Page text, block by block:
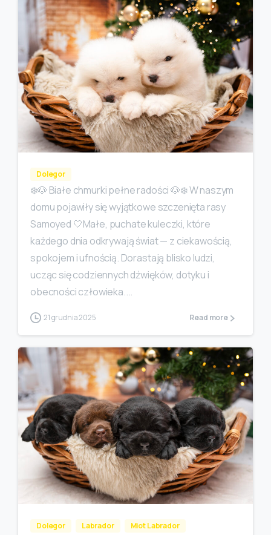
Dolegor
❄️🐶 Białe chmurki pełne radości 🐶❄️ W naszym
domu pojawiły się wyjątkowe szczenięta rasy
Samoyed 🤍Małe, puchate kuleczki, które
każdego dnia odkrywają świat — z ciekawością,
spokojem i ufnością. Dorastają blisko ludzi,
ucząc się codziennych dźwięków, dotyku i
obecności człowieka....
21 grudnia 2025 Read more
Dolegor Labrador Miot Labrador